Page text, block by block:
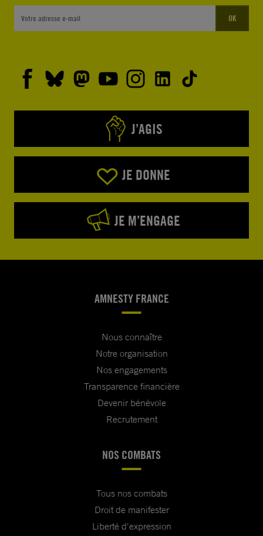
OK
J’AGIS
JE DONNE
JE M’ENGAGE
AMNESTY FRANCE
Nous connaître
Notre organisation
Nos engagements
Transparence financière
Devenir bénévole
Recrutement
NOS COMBATS
Tous nos combats
Droit de manifester
Liberté d'expression